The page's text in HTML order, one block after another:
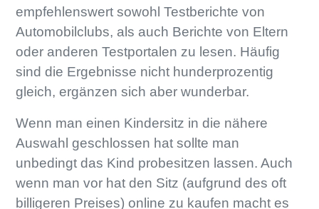
empfehlenswert sowohl Testberichte von
Automobilclubs, als auch Berichte von Eltern
oder anderen Testportalen zu lesen. Häufig
sind die Ergebnisse nicht hunderprozentig
gleich, ergänzen sich aber wunderbar.
Wenn man einen Kindersitz in die nähere
Auswahl geschlossen hat sollte man
unbedingt das Kind probesitzen lassen. Auch
wenn man vor hat den Sitz (aufgrund des oft
billigeren Preises) online zu kaufen macht es